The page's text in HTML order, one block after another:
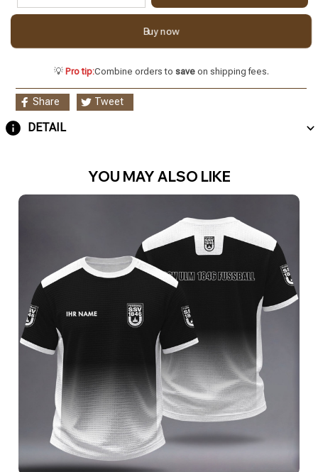
Buy now
💡 Pro tip:Combine orders to saveon shipping fees.
Share Tweet
DETAIL
YOU MAY ALSO LIKE